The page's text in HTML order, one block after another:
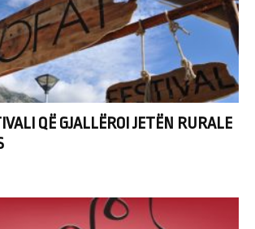
QË GJALLËROI JETËN RURALE